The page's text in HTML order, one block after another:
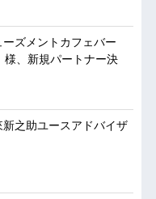
ーズメントカフェバー
様、新規パートナー決
新之助ユースアドバイザ